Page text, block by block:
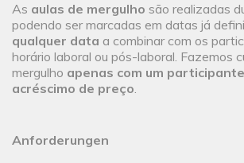
As aulas de mergulho são realizadas
podendo ser marcadas em datas já
qualquer data a combinar com os
horário laboral ou pós-laboral. Fazemos
mergulho apenas com um
acréscimo de preço.
Anforderungen